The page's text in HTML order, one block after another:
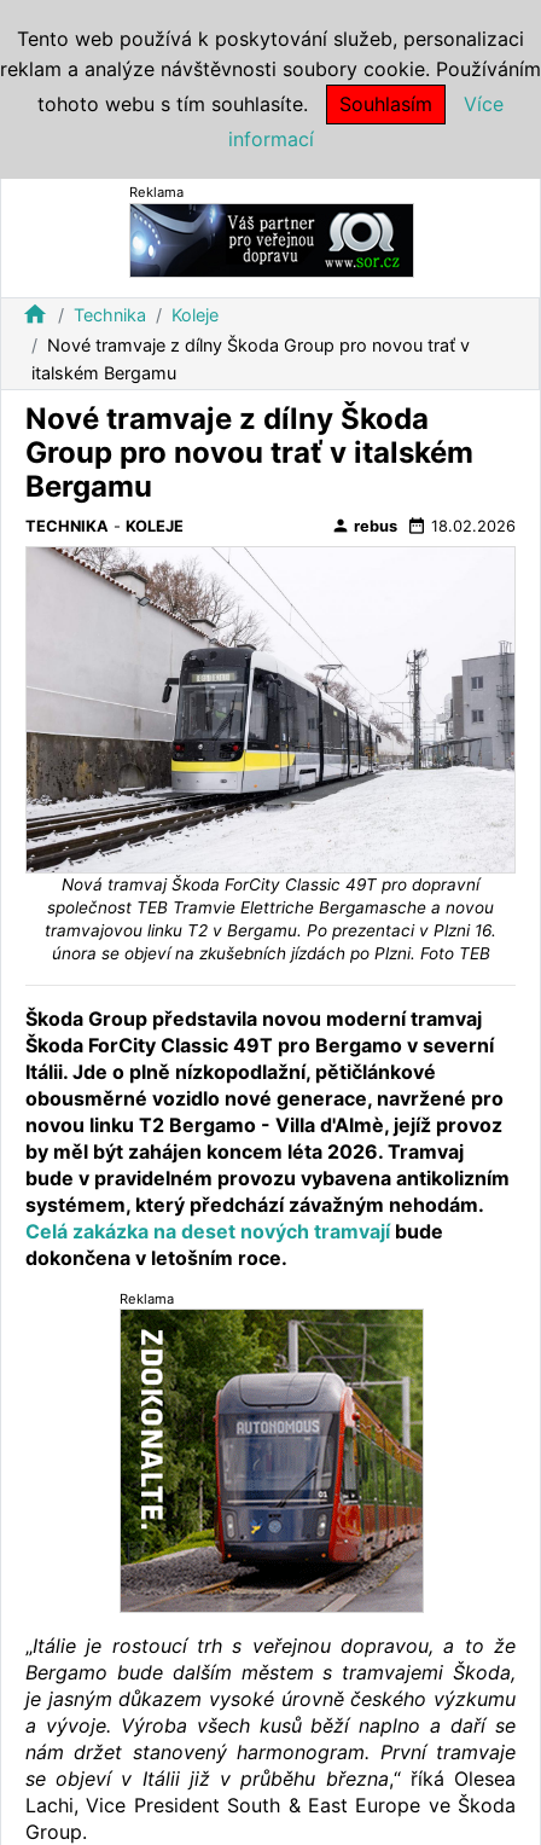
Reklama
home Technika
Koleje
Nové tramvaje z dílny Škoda Group pro novou trať v
italském Bergamu
Nové tramvaje z dílny Škoda
Group pro novou trať v italském
Bergamu
TECHNIKA - KOLEJE person rebus date_range 18.02.2026
Nová tramvaj Škoda ForCity Classic 49T pro dopravní
společnost TEB Tramvie Elettriche Bergamasche a novou
tramvajovou linku T2 v Bergamu. Po prezentaci v Plzni 16.
února se objeví na zkušebních jízdách po Plzni. Foto TEB
Škoda Group představila novou moderní tramvaj
Škoda ForCity Classic 49T pro Bergamo v severní
Itálii. Jde o plně nízkopodlažní, pětičlánkové
obousměrné vozidlo nové generace, navržené pro
novou linku T2 Bergamo - Villa d'Almè, jejíž provoz
by měl být zahájen koncem léta 2026. Tramvaj
bude v pravidelném provozu vybavena antikolizním
systémem, který předchází závažným nehodám.
Celá zakázka na deset nových tramvajíbude
dokončena v letošním roce.
Reklama
„Itálie je rostoucí trh s veřejnou dopravou, a to že
Bergamo bude dalším městem s tramvajemi Škoda,
je jasným důkazem vysoké úrovně českého výzkumu
a vývoje. Výroba všech kusů běží naplno a daří se
nám držet stanovený harmonogram. První tramvaje
se objeví v Itálii již v průběhu března,“ říká Olesea
Lachi, Vice President South & East Europe ve Škoda
Group.
Tento web používá k poskytování služeb, personalizaci
reklam a analýze návštěvnosti soubory cookie. Používáním
tohoto webu s tím souhlasíte.
Souhlasím
Více
informací